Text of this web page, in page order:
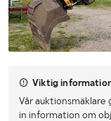
Viktig
Vår
in information om